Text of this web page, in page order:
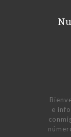
e